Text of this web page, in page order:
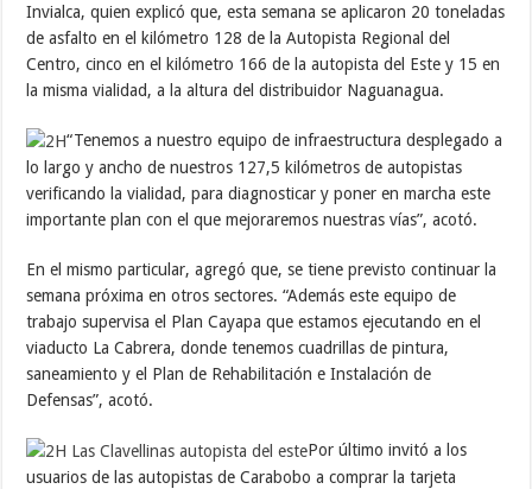
Invialca, quien explicó que, esta semana se aplicaron 20 toneladas
de asfalto en el kilómetro 128 de la Autopista Regional del
Centro, cinco en el kilómetro 166 de la autopista del Este y 15 en
la misma vialidad, a la altura del distribuidor Naguanagua.
“Tenemos a nuestro equipo de infraestructura desplegado a
lo largo y ancho de nuestros 127,5 kilómetros de autopistas
verificando la vialidad, para diagnosticar y poner en marcha este
importante plan con el que mejoraremos nuestras vías”, acotó.
En el mismo particular, agregó que, se tiene previsto continuar la
semana próxima en otros sectores. “Además este equipo de
trabajo supervisa el Plan Cayapa que estamos ejecutando en el
viaducto La Cabrera, donde tenemos cuadrillas de pintura,
saneamiento y el Plan de Rehabilitación e Instalación de
Defensas”, acotó.
Por último invitó a los
usuarios de las autopistas de Carabobo a comprar la tarjeta